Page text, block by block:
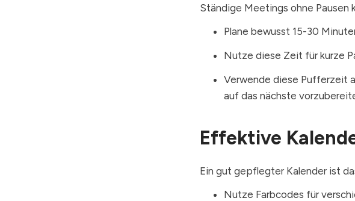
Ständige Meetings ohne Pausen
Plane bewusst 15-30
Nutze diese Zeit für kurze
Verwende diese Pufferzeit
auf das nächste
Effektive
Ein gut gepflegter Kalender ist
Nutze Farbcodes für